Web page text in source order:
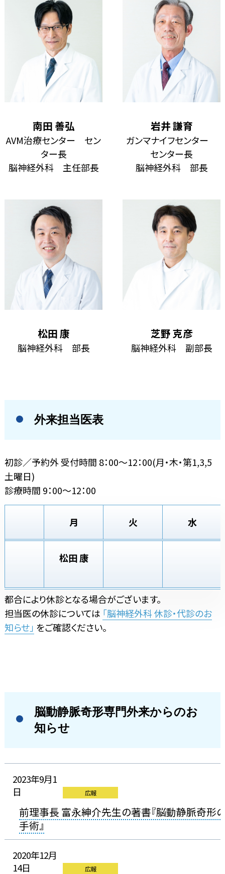
南田 善弘
AVM治療センター セン
ター長
脳神経外科 主任部長
岩井 謙育
ガンマナイフセンター
センター長
脳神経外科 部長
松田 康
脳神経外科 部長
芝野 克彦
脳神経外科 副部長
外来担当医表
初診／予約外 受付時間 8：00～12：00(月・木・第1,3,5
土曜日)
診療時間 9：00～12：00
月 火 水
松田 康
都合により休診となる場合がございます。
担当医の休診については 「脳神経外科 休診・代診のお
知らせ」 をご確認ください。
脳動静脈奇形専門外来からのお
知らせ
2023年9月1
日
広報
前理事長 富永紳介先生の著書『脳動静脈奇形
手術』
2020年12月
14日
広報